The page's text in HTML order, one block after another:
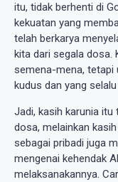
itu, tidak berhenti di
kekuatan yang
telah berkarya
kita dari segala dosa.
semena-mena, tetapi
kudus dan yang
Jadi, kasih karunia itu
dosa, melainkan
sebagai pribadi juga
mengenai kehendak
melaksanakannya.